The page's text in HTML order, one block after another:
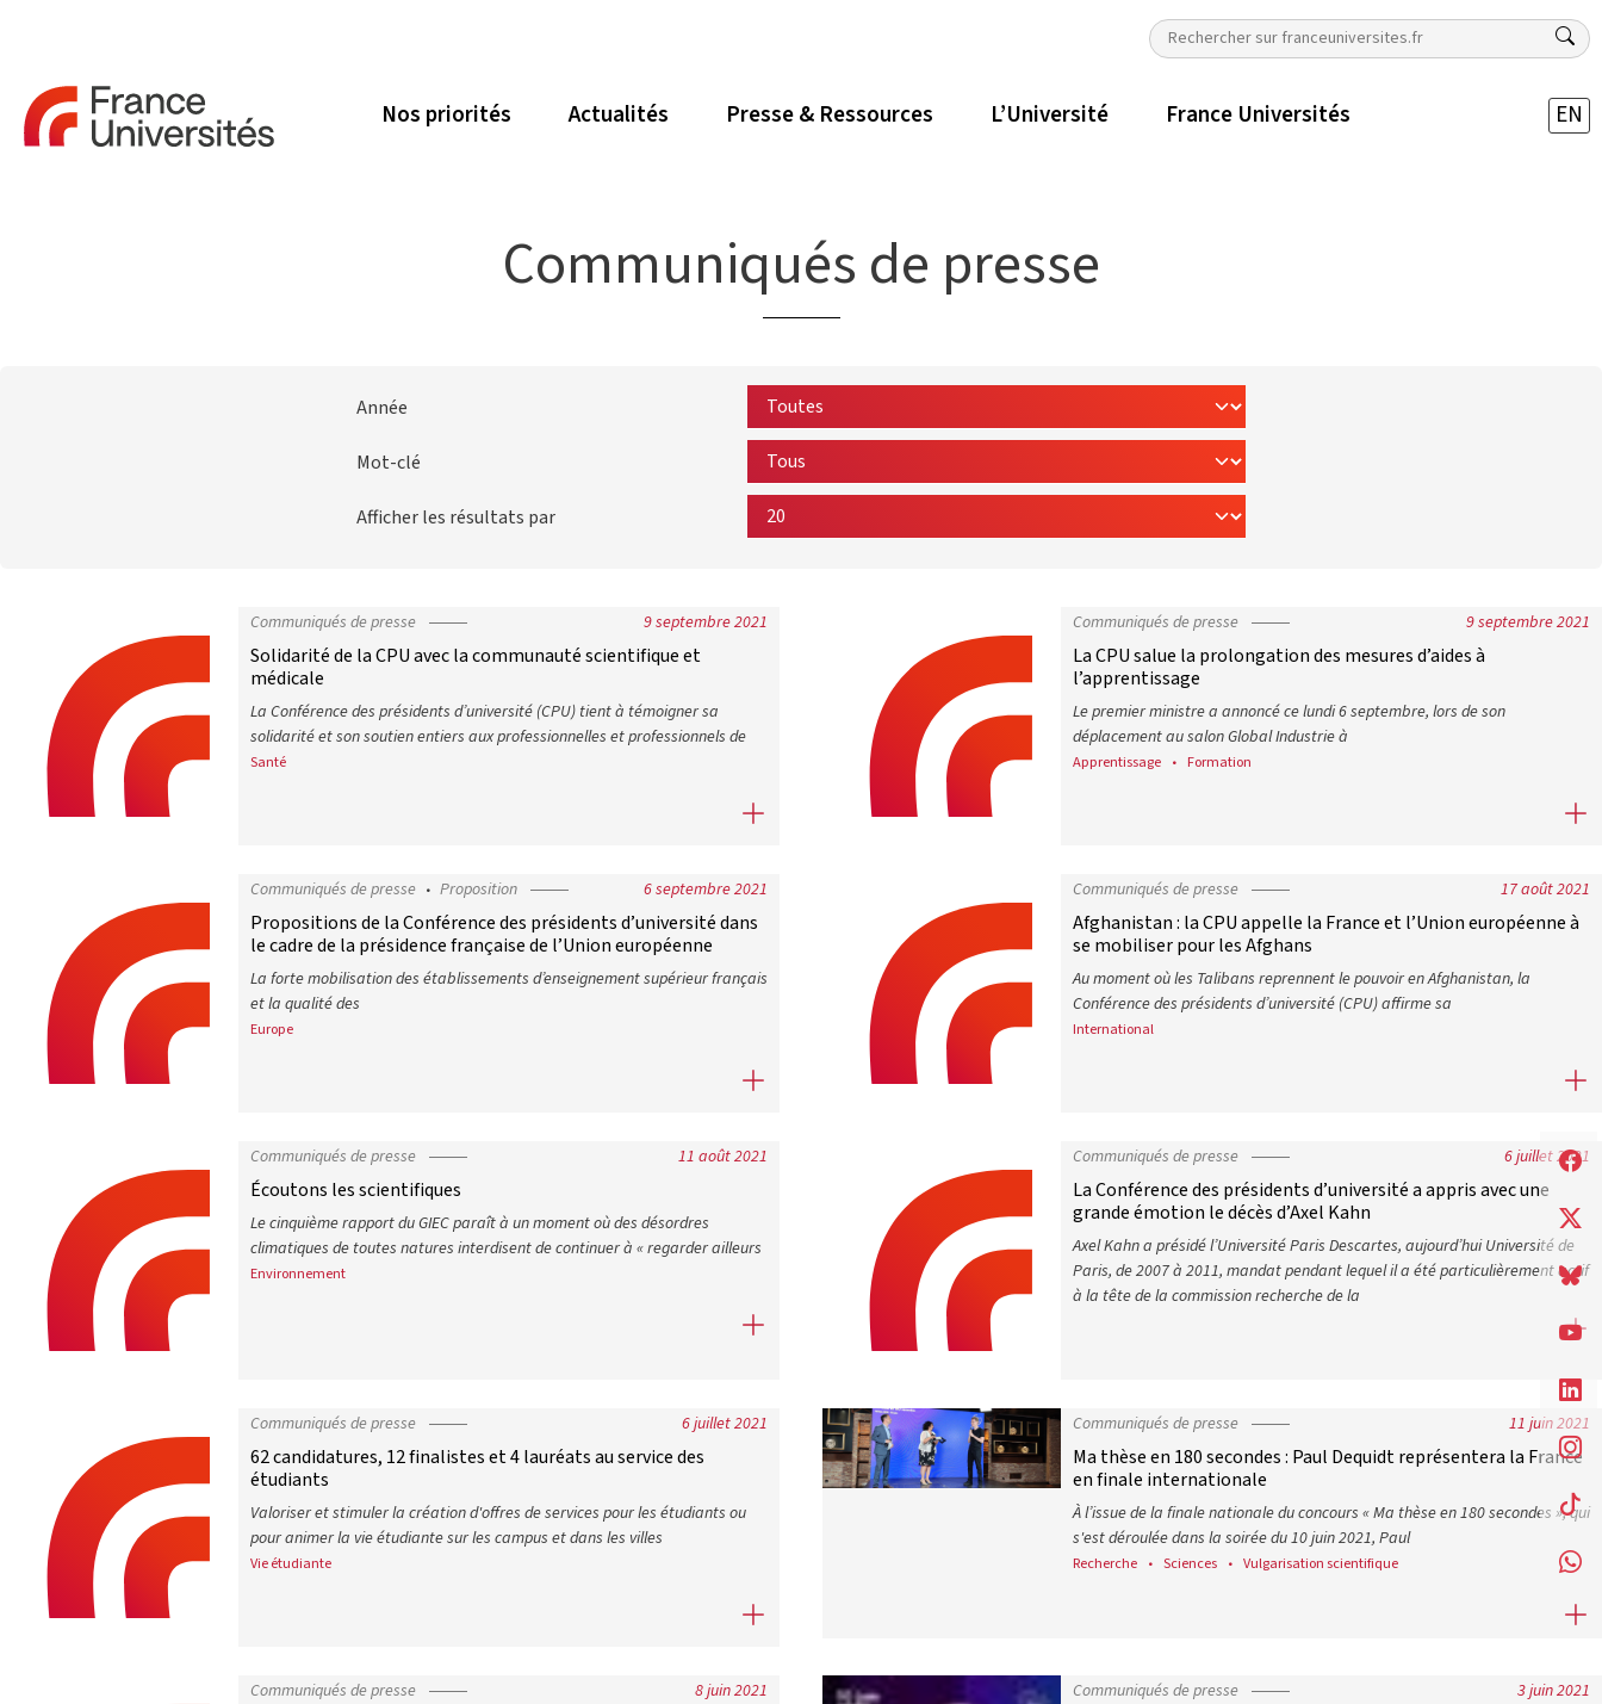
Nos priorités Actualités Presse & Ressources L’Université France Universités EN
Communiqués de presse
Année
Mot-clé
Afficher les résultats par
Communiqués de presse 9 septembre 2021
Solidarité de la CPU avec la communauté scientifique et
médicale
La Conférence des présidents d’université (CPU) tient à témoigner sa
solidarité et son soutien entiers aux professionnelles et professionnels de
Santé
Solidarité de la CPU avec la communauté scientifique et médicale
Communiqués de presse 9 septembre 2021
La CPU salue la prolongation des mesures d’aides à
l’apprentissage
Le premier ministre a annoncé ce lundi 6 septembre, lors de son
déplacement au salon Global Industrie à
Apprentissage Formation
La CPU salue la prolongation des mesures d’aides à
Communiqués de presse Proposition 6 septembre 2021
Propositions de la Conférence des présidents d’université dans
le cadre de la présidence française de l’Union européenne
La forte mobilisation des établissements d’enseignement supérieur français
et la qualité des
Europe
Propositions de la Conférence des présidents d’université dans le cadre de la présidence française de l’Union européenne
Communiqués de presse 17 août 2021
Afghanistan : la CPU appelle la France et l’Union européenne à
se mobiliser pour les Afghans
Au moment où les Talibans reprennent le pouvoir en Afghanistan, la
Conférence des présidents d’université (CPU) affirme sa
International
Afghanistan : la CPU appelle la France et l’Union européenne à
Communiqués de presse 11 août 2021
Écoutons les scientifiques
Le cinquième rapport du GIEC paraît à un moment où des désordres
climatiques de toutes natures interdisent de continuer à « regarder ailleurs
Environnement
Communiqués de presse 6 juillet 2021
La Conférence des présidents d’université a appris avec une
grande émotion le décès d’Axel Kahn
Axel Kahn a présidé l’Université Paris Descartes, aujourd’hui Université de
Paris, de 2007 à 2011, mandat pendant lequel il a été particulièrement actif
à la tête de la commission recherche de la
La Conférence des présidents d’université a appris avec une
Communiqués de presse 6 juillet 2021
62 candidatures, 12 finalistes et 4 lauréats au service des
étudiants
Valoriser et stimuler la création d'offres de services pour les étudiants ou
pour animer la vie étudiante sur les campus et dans les villes
Vie étudiante
62 candidatures, 12 finalistes et 4 lauréats au service des étudiants
Communiqués de presse 11 juin 2021
Ma thèse en 180 secondes : Paul Dequidt représentera la France
en finale internationale
À l’issue de la finale nationale du concours « Ma thèse en 180 secondes », qui
s'est déroulée dans la soirée du 10 juin 2021, Paul
Recherche Sciences Vulgarisation scientifique
Ma thèse en 180 secondes : Paul Dequidt représentera la
Communiqués de presse 8 juin 2021 Communiqués de presse 3 juin 2021